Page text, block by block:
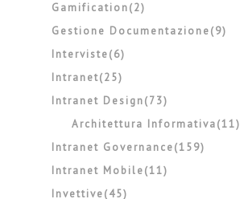
Gamification(2)
Gestione Documentazione(9)
Interviste(6)
Intranet(25)
Intranet Design(73)
Architettura Informativa(11)
Intranet Governance(159)
Intranet Mobile(11)
Invettive(45)